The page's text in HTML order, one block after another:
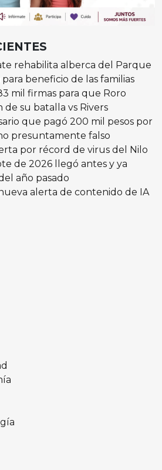
rehabilita alberca del Parque
beneficio de las familias
mil firmas para que Roro
su batalla vs Rivers
que pagó 200 mil pesos por
presuntamente falso
por récord de virus del Nilo
de 2026 llegó antes y ya
año pasado
alerta de contenido de IA